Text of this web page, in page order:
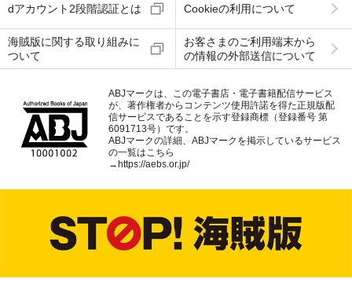
dアカウント2段階認証とは Cookieの利用について
海賊版に関する取り組みに
ついて
お客さまのご利用端末から
の情報の外部送信について
ABJマークは、この電子書店・電子書籍配信サービス
が、著作権者からコンテンツ使用許諾を得た正規版配
信サービスであることを示す登録商標（登録番号 第
6091713号）です。
ABJマークの詳細、ABJマークを掲示しているサービス
の一覧はこちら
→ https://aebs.or.jp/